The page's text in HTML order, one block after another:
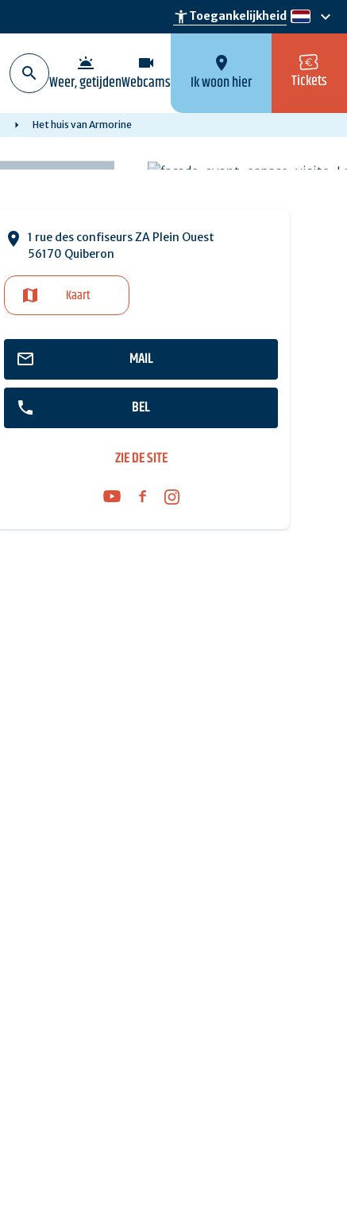
accessibility_newToegankelijkheid nl
keyboard_arrow_down
wb_twilight
Weer, getijden
videocam
Webcams
location_on
Ik woon hier Tickets
Het huis van Armorine
1 rue des confiseurs ZA Plein Ouest
56170 Quiberon
Kaart
MAIL
BEL
ZIE DE SITE